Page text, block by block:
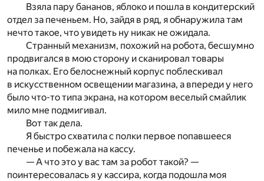
Взяла пару бананов, яблоко и пошла в кондитерский
отдел за печеньем. Но, зайдя в ряд, я обнаружила там
нечто такое, что увидеть ну никак не ожидала.
Странный механизм, похожий на робота, бесшумно
продвигался в мою сторону и сканировал товары
на полках. Его белоснежный корпус поблескивал
в искусственном освещении магазина, а впереди у него
было что-то типа экрана, на котором веселый смайлик
мило мне подмигивал.
Вот так дела.
Я быстро схватила с полки первое попавшееся
печенье и побежала на кассу.
— А что это у вас там за робот такой? —
поинтересовалась я у кассира, когда подошла моя